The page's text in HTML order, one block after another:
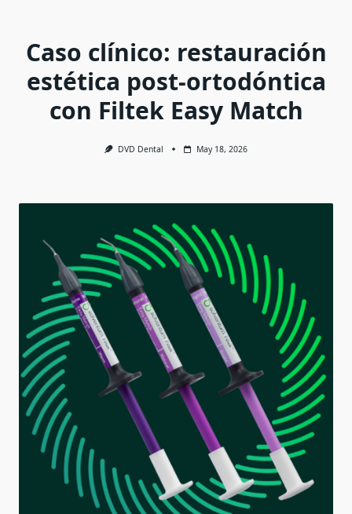
Caso clínico: restauración
estética post-ortodóntica
con Filtek Easy Match
DVD Dental May 18, 2026